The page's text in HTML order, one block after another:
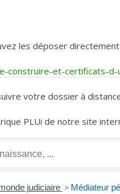
les déposer directement
construire-et-certificats-d-
votre dossier à
PLUi de notre site
judiciaire > Médiateur